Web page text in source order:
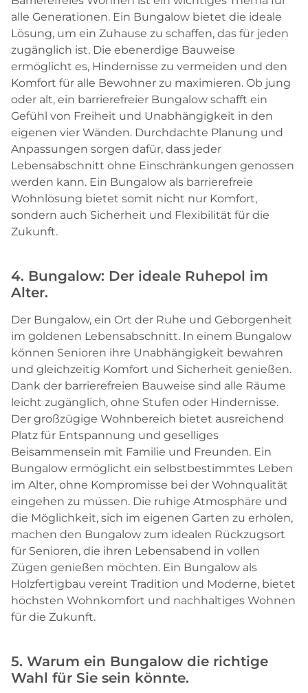
alle Generationen. Ein Bungalow bietet die ideale
Lösung, um ein Zuhause zu schaffen, das für jeden
zugänglich ist. Die ebenerdige Bauweise
ermöglicht es, Hindernisse zu vermeiden und den
Komfort für alle Bewohner zu maximieren. Ob jung
oder alt, ein barrierefreier Bungalow schafft ein
Gefühl von Freiheit und Unabhängigkeit in den
eigenen vier Wänden. Durchdachte Planung und
Anpassungen sorgen dafür, dass jeder
Lebensabschnitt ohne Einschränkungen genossen
werden kann. Ein Bungalow als barrierefreie
Wohnlösung bietet somit nicht nur Komfort,
sondern auch Sicherheit und Flexibilität für die
Zukunft.
4. Bungalow: Der ideale Ruhepol im
Alter.
Der Bungalow, ein Ort der Ruhe und Geborgenheit
im goldenen Lebensabschnitt. In einem Bungalow
können Senioren ihre Unabhängigkeit bewahren
und gleichzeitig Komfort und Sicherheit genießen.
Dank der barrierefreien Bauweise sind alle Räume
leicht zugänglich, ohne Stufen oder Hindernisse.
Der großzügige Wohnbereich bietet ausreichend
Platz für Entspannung und geselliges
Beisammensein mit Familie und Freunden. Ein
Bungalow ermöglicht ein selbstbestimmtes Leben
im Alter, ohne Kompromisse bei der Wohnqualität
eingehen zu müssen. Die ruhige Atmosphäre und
die Möglichkeit, sich im eigenen Garten zu erholen,
machen den Bungalow zum idealen Rückzugsort
für Senioren, die ihren Lebensabend in vollen
Zügen genießen möchten. Ein Bungalow als
Holzfertigbau vereint Tradition und Moderne, bietet
höchsten Wohnkomfort und nachhaltiges Wohnen
für die Zukunft.
5. Warum ein Bungalow die richtige
Wahl für Sie sein könnte.